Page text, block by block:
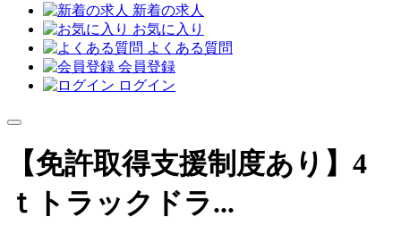
新着の求人
お気に入り
よくある質問
会員登録
ログイン
【免許取得支援制度あり】4
ｔトラックドラ...